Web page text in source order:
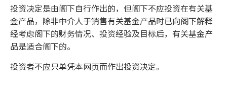
投资决定是由阁下自行作出的，但阁下不应投资在有关基
金产品，除非中介人于销售有关基金产品时已向阁下解释
经考虑阁下的财务情况、投资经验及目标后，有关基金产
品是适合阁下的。
投资者不应只单凭本网页而作出投资决定。